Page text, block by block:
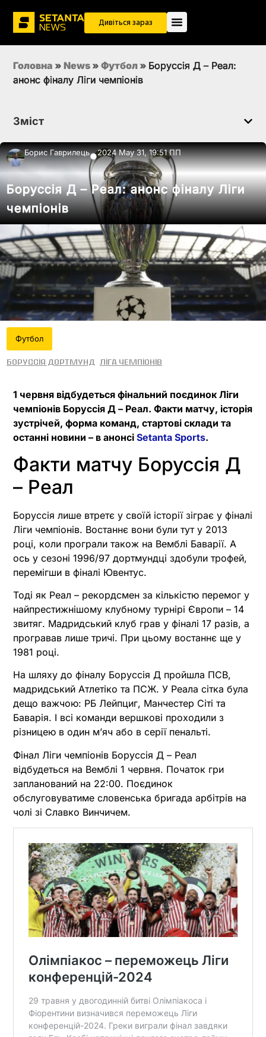
Дивіться зараз
Головна » News » Футбол » Боруссія Д – Реал:
анонс фіналу Ліги чемпіонів
Зміст
Борис Гаврилець●2024 May 31, 19:51 ПП
Боруссія Д – Реал: анонс фіналу Ліги
чемпіонів
Футбол
Боруссія Дортмунд Ліга чемпіонів
1 червня відбудеться фінальний поєдинок Ліги
чемпіонів Боруссія Д – Реал. Факти матчу, історія
зустрічей, форма команд, стартові склади та
останні новини – в анонсі Setanta Sports.
Факти матчу Боруссія Д
– Реал
Боруссія лише втретє у своїй історії зіграє у фіналі
Ліги чемпіонів. Востаннє вони були тут у 2013
році, коли програли також на Вемблі Баварії. А
ось у сезоні 1996/97 дортмундці здобули трофей,
перемігши в фіналі Ювентус.
Тоді як Реал – рекордсмен за кількістю перемог у
найпрестижнішому клубному турнірі Європи – 14
звитяг. Мадридський клуб грав у фіналі 17 разів, а
програвав лише тричі. При цьому востаннє ще у
1981 році.
На шляху до фіналу Боруссія Д пройшла ПСВ,
мадридський Атлетіко та ПСЖ. У Реала сітка була
дещо важчою: РБ Лейпциг, Манчестер Сіті та
Баварія. І всі команди вершкові проходили з
різницею в один м’яч або в серії пенальті.
Фінал Ліги чемпіонів Боруссія Д – Реал
відбудеться на Вемблі 1 червня. Початок гри
запланований на 22:00. Поєдинок
обслуговуватиме словенська бригада арбітрів на
чолі зі Славко Винчичем.